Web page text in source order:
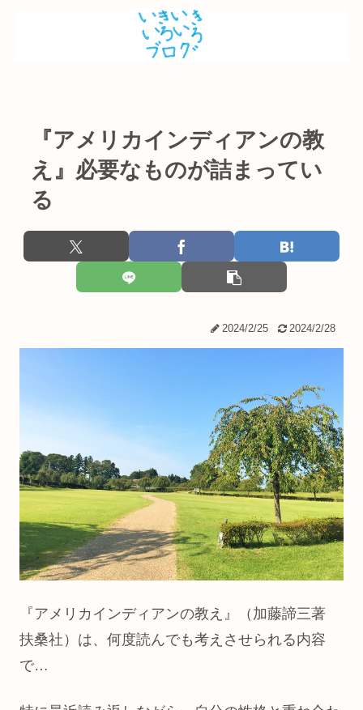
『アメリカインディアンの教
え』必要なものが詰まってい
る
2024/2/25 2024/2/28
『アメリカインディアンの教え』（加藤諦三著
扶桑社）は、何度読んでも考えさせられる内容
で…